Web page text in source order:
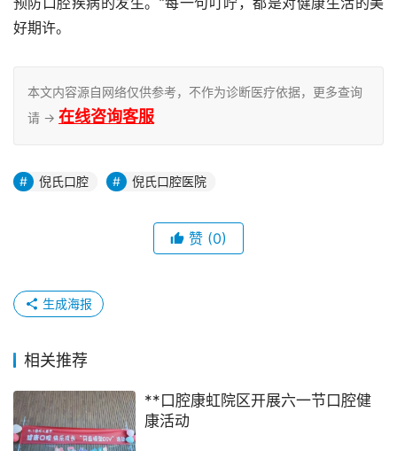
好期许。
本文内容源自网络仅供参考，不作为诊断医疗依据，更多查询
请 → 在线咨询客服
倪氏口腔 倪氏口腔医院
赞 (0)
生成海报
相关推荐
**口腔康虹院区开展六一节口腔健
康活动